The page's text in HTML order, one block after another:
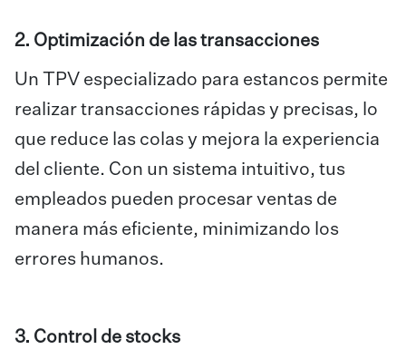
2. Optimización de las transacciones
Un TPV especializado para estancos permite
realizar transacciones rápidas y precisas, lo
que reduce las colas y mejora la experiencia
del cliente. Con un sistema intuitivo, tus
empleados pueden procesar ventas de
manera más eficiente, minimizando los
errores humanos.
3. Control de stocks